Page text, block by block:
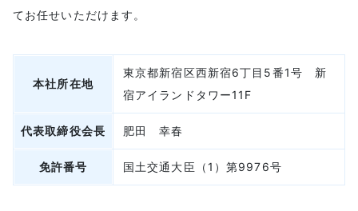
てお任せいただけます。
本社所在地
東京都新宿区西新宿6丁目5番1号 新
宿アイランドタワー11F
代表取締役会長 肥田 幸春
免許番号 国土交通大臣（1）第9976号